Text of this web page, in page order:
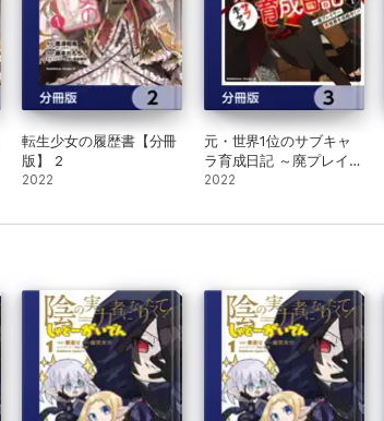
転生少女の履歴書【分冊
版】 2
2022
元・世界1位のサブキャ
ラ育成日記 ～廃プレイヤ
ー、異世界を攻略中!～
2022